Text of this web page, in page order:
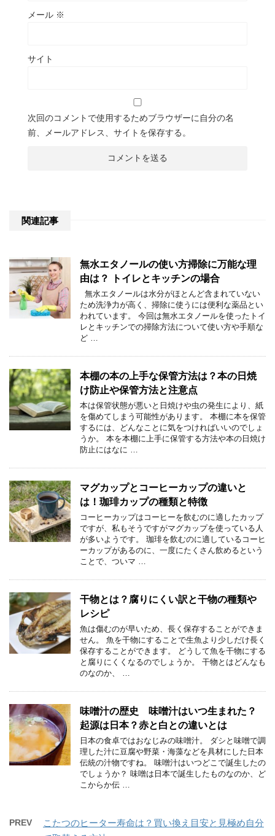
メール ※
サイト
次回のコメントで使用するためブラウザーに自分の名
前、メールアドレス、サイトを保存する。
関連記事
無水エタノールの使い方掃除に万能な理
由は？ トイレとキッチンの場合
無水エタノールは水分がほとんど含まれていない
ため洗浄力が高く、掃除に使うには便利な薬品とい
われています。 今回は無水エタノールを使ったトイ
レとキッチンでの掃除方法について使い方や手順な
ど …
本棚の本の上手な保管方法は？本の日焼
け防止や保管方法と注意点
本は保管状態が悪いと日焼けや虫の発生により、紙
を傷めてしまう可能性があります。 本棚に本を保管
するには、どんなことに気をつければいいのでしょ
うか。 本を本棚に上手に保管する方法や本の日焼け
防止にはなに …
マグカップとコーヒーカップの違いと
は！珈琲カップの種類と特徴
コーヒーカップはコーヒーを飲むのに適したカップ
ですが、私もそうですがマグカップを使っている人
が多いようです。 珈琲を飲むのに適しているコーヒ
ーカップがあるのに、一度にたくさん飲めるという
ことで、ついマ …
干物とは？腐りにくい訳と干物の種類や
レシピ
魚は傷むのが早いため、長く保存することができま
せん。 魚を干物にすることで生魚より少しだけ長く
保存することができます。 どうして魚を干物にする
と腐りにくくなるのでしょうか。 干物とはどんなも
のなのか、 …
味噌汁の歴史 味噌汁はいつ生まれた？
起源は日本？赤と白との違いとは
日本の食卓ではおなじみの味噌汁。 ダシと味噌で調
理した汁に豆腐や野菜・海藻などを具材にした日本
伝統の汁物ですね。 味噌汁はいつどこで誕生したの
でしょうか？ 味噌は日本で誕生したものなのか、ど
こからか伝 …
PREV
こたつのヒーター寿命は？買い換え目安と見極め自分